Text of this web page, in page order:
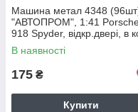
Машина метал 4348
"АВТОПРОМ", 1:41
918 Spyder, відкр.двері, в
14,5 * 6,5 * 7см
В наявності
175 ₴
Купити